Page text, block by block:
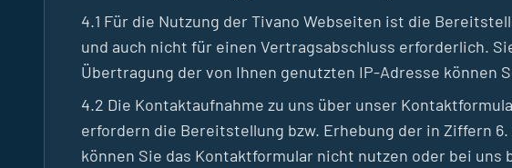
4.1 Für die Nutzung der Tivano Webseiten ist die
und auch nicht für einen Vertragsabschluss erforderlich.
Übertragung der von Ihnen genutzten IP-Adresse können
4.2 Die Kontaktaufnahme zu uns über unser
erfordern die Bereitstellung bzw. Erhebung der in Ziffern
können Sie das Kontaktformular nicht nutzen oder bei uns